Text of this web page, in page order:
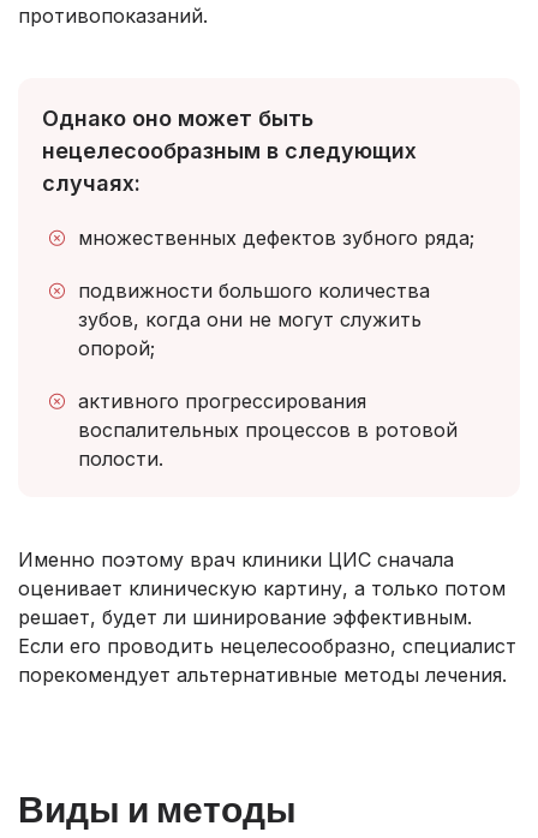
противопоказаний.
Однако оно может быть
нецелесообразным в следующих
случаях:
множественных дефектов зубного ряда;
подвижности большого количества
зубов, когда они не могут служить
опорой;
активного прогрессирования
воспалительных процессов в ротовой
полости.
Именно поэтому врач клиники ЦИС сначала
оценивает клиническую картину, а только потом
решает, будет ли шинирование эффективным.
Если его проводить нецелесообразно, специалист
порекомендует альтернативные методы лечения.
Виды и методы